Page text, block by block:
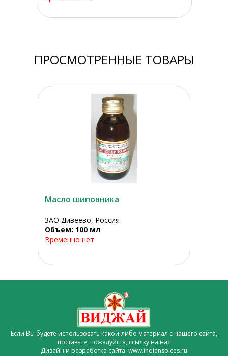
ПРОСМОТРЕННЫЕ ТОВАРЫ
Масло шиповника
ЗАО Дивеево, Россия
Объем: 100 мл
Временно нет
Если Вы будете использовать какой-либо материал с нашего сайта,
поставьте, пожалуйста, ссылку на нас
Дизайн и разработка сайта www.indianspices.ru